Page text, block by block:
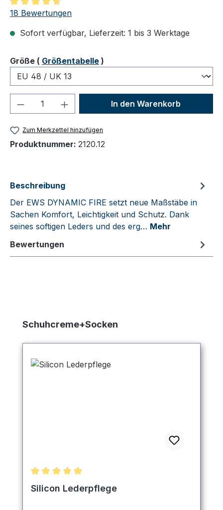
Durchschnittliche Bewertung von 4.83 von 5 Sternen
18 Bewertungen
Sofort verfügbar, Lieferzeit: 1 bis 3 Werktage
Größeauswählen
( Größentabelle )
Produkt Anzahl: Gib denIn den Warenkorb
Zum Merkzettel hinzufügen
Produktnummer: 2120.12
Beschreibung
Der EWS DYNAMIC FIRE setzt neue Maßstäbe in
Sachen Komfort, Leichtigkeit und Schutz. Dank
seines softigen Leders und des erg… Mehr
Bewertungen
Produktgalerie überspringen
Schuhcreme+Socken
Durchschnittliche Bewertung von 5 von 5 Sternen
Silicon Lederpflege